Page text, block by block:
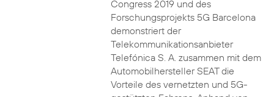
Congress 2019 und des
Forschungsprojekts 5G Barcelona
demonstriert der
Telekommunikationsanbieter
Telefónica S. A. zusammen mit dem
Automobilhersteller SEAT die
Vorteile des vernetzten und 5G-